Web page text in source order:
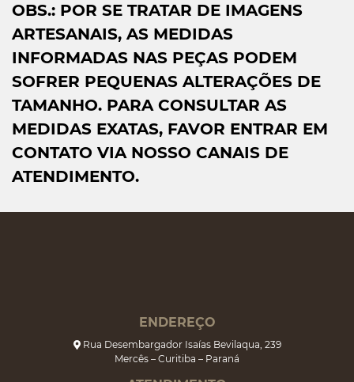
OBS.: POR SE TRATAR DE IMAGENS
ARTESANAIS, AS MEDIDAS
INFORMADAS NAS PEÇAS PODEM
SOFRER PEQUENAS ALTERAÇÕES DE
TAMANHO. PARA CONSULTAR AS
MEDIDAS EXATAS, FAVOR ENTRAR EM
CONTATO VIA NOSSO CANAIS DE
ATENDIMENTO.
ENDEREÇO
Rua Desembargador Isaías Bevilaqua, 239
Mercês – Curitiba – Paraná